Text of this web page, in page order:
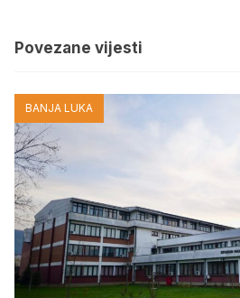
Povezane vijesti
BANJA LUKA